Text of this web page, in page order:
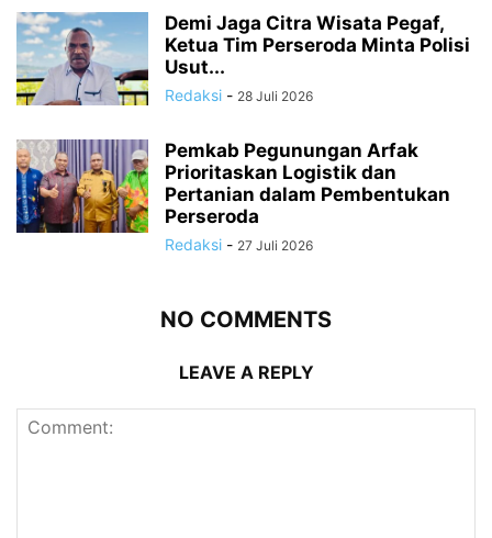
Demi Jaga Citra Wisata Pegaf,
Ketua Tim Perseroda Minta Polisi
Usut...
Redaksi - 28 Juli 2026
Pemkab Pegunungan Arfak
Prioritaskan Logistik dan
Pertanian dalam Pembentukan
Perseroda
Redaksi - 27 Juli 2026
NO COMMENTS
LEAVE A REPLY